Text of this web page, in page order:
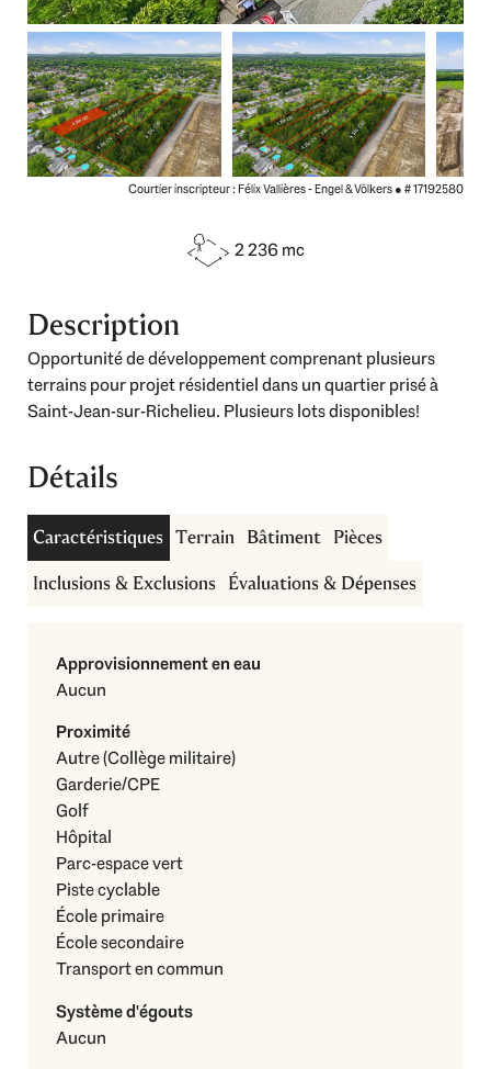
Courtier inscripteur : Félix Vallières - Engel & Völkers ● # 17192580
2 236 mc
Description
Opportunité de développement comprenant plusieurs
terrains pour projet résidentiel dans un quartier prisé à
Saint-Jean-sur-Richelieu. Plusieurs lots disponibles!
Détails
Caractéristiques Terrain Bâtiment Pièces
Inclusions & Exclusions Évaluations & Dépenses
Approvisionnement en eau
Aucun
Proximité
Autre (Collège militaire)
Garderie/CPE
Golf
Hôpital
Parc-espace vert
Piste cyclable
École primaire
École secondaire
Transport en commun
Système d'égouts
Aucun